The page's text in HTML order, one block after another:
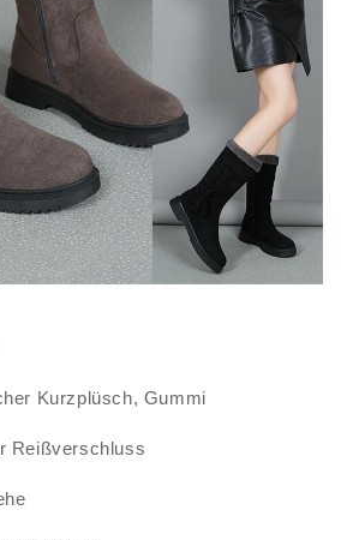
Kurzplüsch, Gummi
Reißverschluss